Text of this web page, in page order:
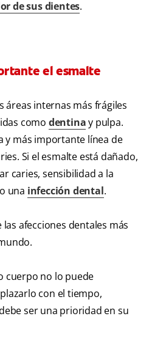
de sus dientes.
el esmalte
áreas internas más frágiles
como dentinay pulpa.
y más importante línea de
Si el esmalte está dañado,
caries, sensibilidad a la
una infección dental.
las afecciones dentales más
cuerpo no lo puede
con el tiempo,
ser una prioridad en su